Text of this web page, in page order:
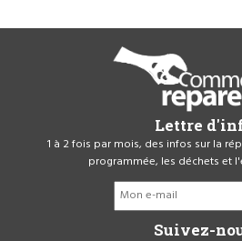
Lettre
1 à 2 fois par mois, des infos sur la
programmée, les déchets et
Suivez-